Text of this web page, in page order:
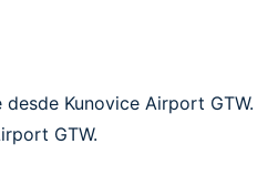
Kunovice Airport GTW.
GTW.